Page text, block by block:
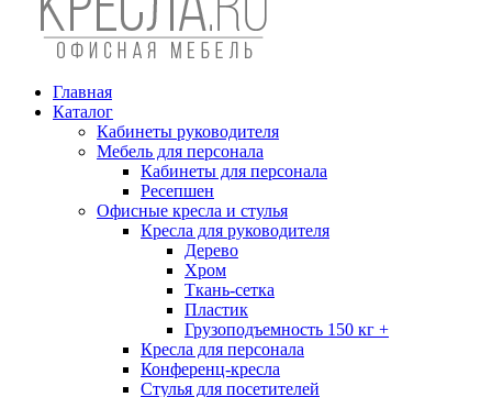
Главная
Каталог
Кабинеты руководителя
Мебель для персонала
Кабинеты для персонала
Ресепшен
Офисные кресла и стулья
Кресла для руководителя
Дерево
Хром
Ткань-сетка
Пластик
Грузоподъемность 150 кг +
Кресла для персонала
Конференц-кресла
Стулья для посетителей